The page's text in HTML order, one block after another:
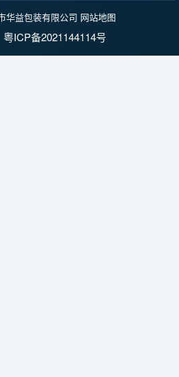
华益包装有限公司 网站地图
粤ICP备2021144114号